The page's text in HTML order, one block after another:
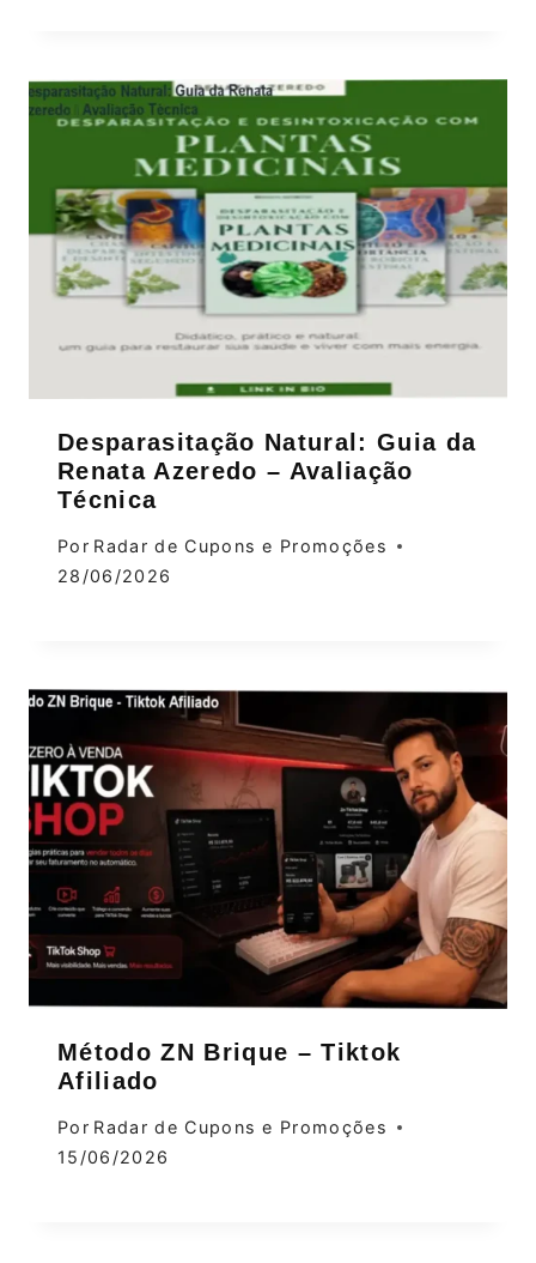
Desparasitação Natural: Guia da
Renata Azeredo – Avaliação
Técnica
Por Radar de Cupons e Promoções
28/06/2026
Método ZN Brique – Tiktok
Afiliado
Por Radar de Cupons e Promoções
15/06/2026